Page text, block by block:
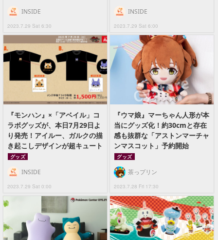
2023.7.29 Sat 6:30
INSIDE
2023.7.29 Sat 6:00
INSIDE
『モンハン』×「アベイル」コ
ラボグッズが、本日7月29日よ
り発売！アイルー、ガルクの描
き起こしデザインが超キュート
グッズ
2023.7.29 Sat 0:00
INSIDE
『ウマ娘』マーちゃん人形が本
当にグッズ化！約30cmと存在
感も抜群な「アストンマーチャ
ンマスコット」予約開始
グッズ
2023.7.28 Fri 17:30
茶っプリン